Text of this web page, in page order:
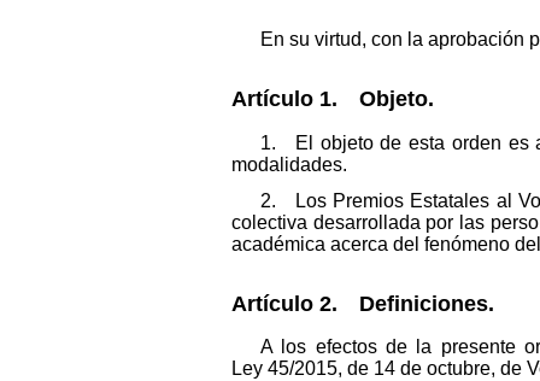
En su virtud, con la aprobación
Artículo 1. Objeto.
1. El objeto de esta orden es
modalidades.
2. Los Premios Estatales al
colectiva desarrollada por las
académica acerca del fenómeno
Artículo 2. Definiciones.
A los efectos de la presente
Ley 45/2015, de 14 de octubre, de